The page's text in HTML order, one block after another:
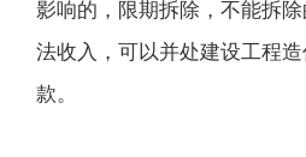
影响的，限期拆除，不能拆
法收入，可以并处建设工程
款。